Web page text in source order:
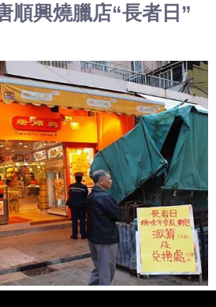
順興燒臘店“長者日”